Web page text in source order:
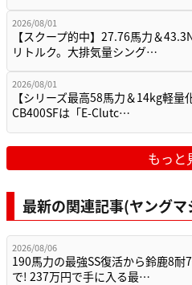
2026/08/01
【スクープ的中】27.76馬力＆
リトルク。大排気量シング…
2026/08/01
【シリーズ最高58馬力＆14kg軽量
CB400SFは「E-Clutc…
もっと
最新の関連記事(ヤングマ
2026/08/06
190馬力の最強SS復活から鈴鹿8耐
で! 237万円で手に入る最…